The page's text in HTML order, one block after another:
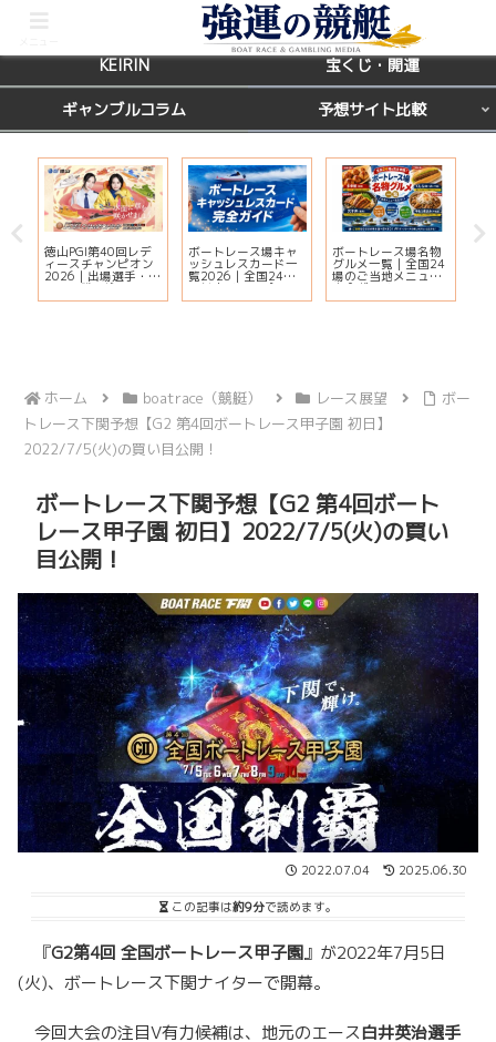
レース場ガイド
KEIRIN 宝くじ・開運
ギャンブルコラム 予想サイト比較
徳山PGI第40回レデ
ィースチャンピオン
2026｜出場選手・ド
リーム戦・注目モー
ター・イベント情報
ボートレース場キャ
ッシュレスカード一
覧2026｜全国24場
の対応状況・ポイン
ト還元・入会方法ま
ボートレース場名物
グルメ一覧｜全国24
場のご当地メニュー
完全ガイド
ホーム boatrace（競艇） レース展望
ボー
トレース下関予想【G2 第4回ボートレース甲子園 初日】
2022/7/5(火)の買い目公開！
ボートレース下関予想【G2 第4回ボート
レース甲子園 初日】2022/7/5(火)の買い
目公開！
2022.07.04 2025.06.30
この記事は約9分で読めます。
『G2第4回 全国ボートレース甲子園』が2022年7月5日
(火)、ボートレース下関ナイターで開幕。
今回大会の注目V有力候補は、地元のエース白井英治選手